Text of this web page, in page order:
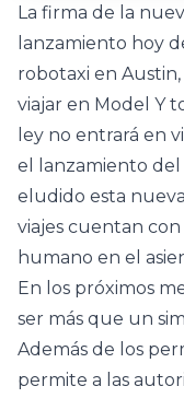
La firma de la
lanzamiento hoy
robotaxi en
viajar en Model Y
ley no entrará en
el lanzamiento
eludido esta
viajes cuentan
humano en el
En los próximos
ser más que un
Además de los
permite a las